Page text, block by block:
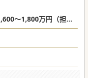
～1,800万円（担
1,800万円（担当
1,600万円（担当